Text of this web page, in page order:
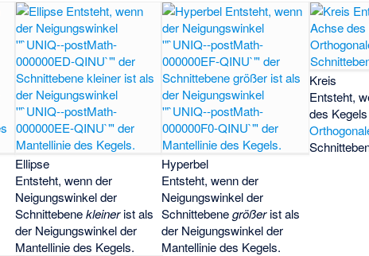
Ellipse
Entsteht, wenn der
Neigungswinkelder
Schnittebenekleinerist als
der Neigungswinkelder
Mantellinie des Kegels.
Hyperbel
Entsteht, wenn der
Neigungswinkelder
Schnittebenegrößerist als
der Neigungswinkelder
Mantellinie des Kegels.
Kreis
Entsteht,
des